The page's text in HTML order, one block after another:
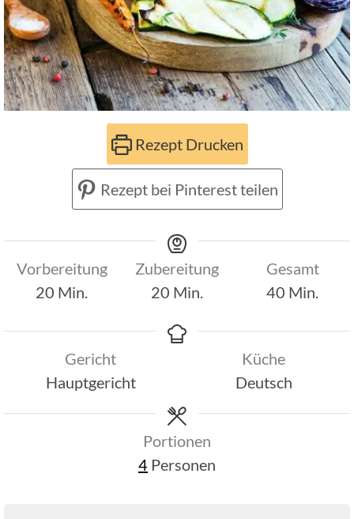
Rezept Drucken
Rezept bei Pinterest teilen
Vorbereitung
20 Minuten
Min.
Zubereitung
20 Minuten
Min.
Gesamt
40 Minuten
Min.
Gericht
Hauptgericht
Küche
Deutsch
Portionen
4 Personen